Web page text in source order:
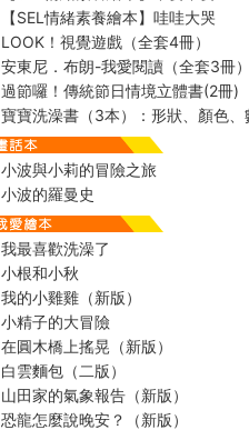
【SEL情緒素養繪本】哇哇大哭
LOOK！視覺遊戲（全套4冊）
安東尼．布朗-我愛閱讀（全套3冊
過節囉！傳統節日情境立體書(2冊)
寶寶洗澡書（3本）：形狀、顏色、
小波與小莉的冒險之旅
小波的羅曼史
我最喜歡洗澡了
小根和小秋
我的小雞雞（新版）
小精子的大冒險
在圓木橋上搖晃（新版）
白雲麵包（二版）
山田家的氣象報告（新版）
恐龍怎麼說晚安？（新版）